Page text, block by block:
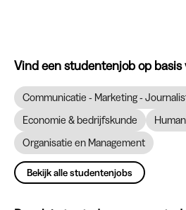
Vind een studentenjob op basis
Communicatie - Marketing -
Economie & bedrijfskunde
Organisatie en Management
Bekijk alle studentenjobs